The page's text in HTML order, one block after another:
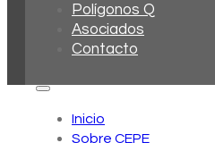
Polígonos Q
Asociados
Contacto
Inicio
Sobre CEPE